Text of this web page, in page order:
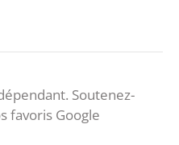
Soutenez-
favoris Google